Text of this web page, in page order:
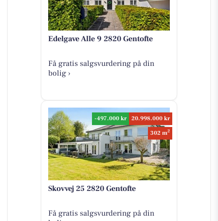
Edelgave Alle 9 2820 Gentofte
Få gratis salgsvurdering på din
bolig ›
-497.000 kr
20.998.000 kr
302 m2
Skovvej 25 2820 Gentofte
Få gratis salgsvurdering på din